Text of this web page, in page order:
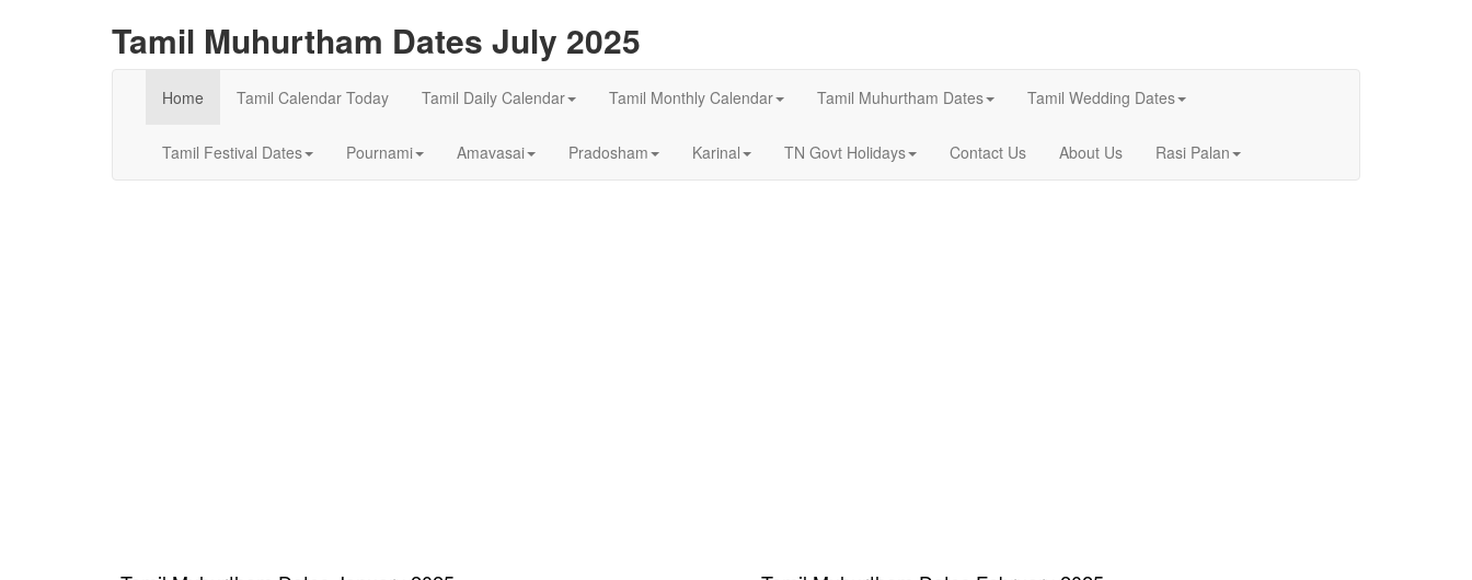
Tamil Muhurtham Dates July 2025
Home Tamil Calendar Today Tamil Daily Calendar Tamil Monthly Calendar Tamil Muhurtham Dates Tamil Wedding Dates
Tamil Festival Dates Pournami Amavasai Pradosham Karinal TN Govt Holidays Contact Us About Us Rasi Palan